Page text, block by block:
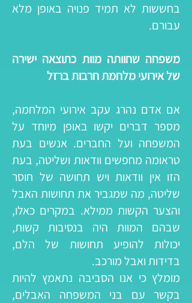
בחששות לא תמיד פנויה באופן מלא
עבורם.
משפחה שחוותה מוות כתוצאה ישירה
של אירועי מלחמת חרבות ברזל
אם אדם נהרג עקב אירועי המלחמה,
מספר דברים יקשו באופן מיוחד על
המשפחה ועל החברים. אנשים בעת
טראומה מחפשים וודאות ושליטה, בעת
הזו אין וודאות ויש תחושה של חוסר
שליטה, מה שמגביר את תחושות האבל
והצער הקשות ממילא. במקרים כאלו,
שבהם המוות היה בנסיבות קשות,
יכולות להופיע תחושות של הלם,
בדידות ואבל מורכב.
מומלץ כי אנו הסביבה נתאמץ להיות
בקשר עם בני המשפחה האבלים,